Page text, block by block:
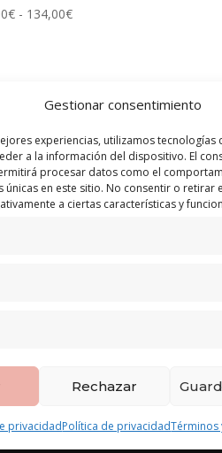
Gestionar consentimiento
experiencias, utilizamos tecnologías
a la información del dispositivo. El
procesar datos como el
únicas en este sitio. No consentir o retirar
a ciertas características y
Rechazar
privacidadPolítica de privacidadTérminos
€ - 134,00€Rango
hasta
134,00€
ENVÍO GRATUITO*